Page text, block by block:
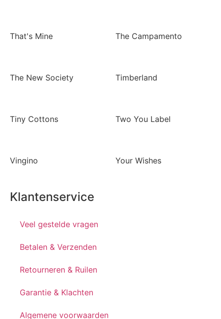
That's Mine The Campamento
The New Society Timberland
Tiny Cottons Two You Label
Vingino Your Wishes
Klantenservice
Veel gestelde vragen
Betalen & Verzenden
Retourneren & Ruilen
Garantie & Klachten
Algemene voorwaarden